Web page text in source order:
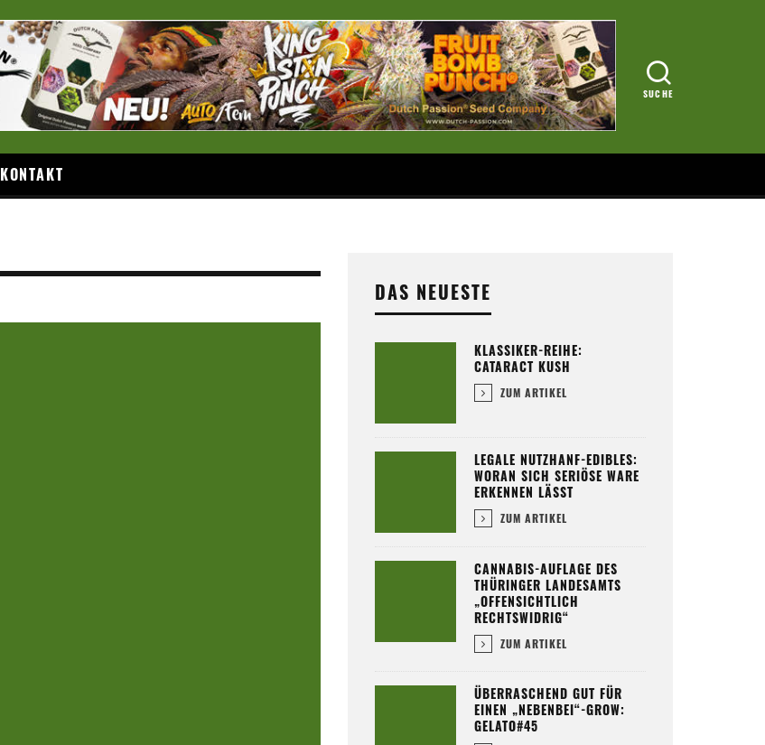
KONTAKT
DAS NEUESTE
KLASSIKER-REIHE:
CATARACT KUSH
ZUM ARTIKEL
LEGALE NUTZHANF-EDIBLES:
WORAN SICH SERIÖSE WARE
ERKENNEN LÄSST
ZUM ARTIKEL
CANNABIS-AUFLAGE DES
THÜRINGER LANDESAMTS
„OFFENSICHTLICH
RECHTSWIDRIG“
ZUM ARTIKEL
ÜBERRASCHEND GUT FÜR
EINEN „NEBENBEI“-GROW:
GELATO#45